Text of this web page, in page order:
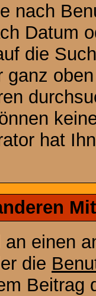
nach
Datum
die
ganz
hat
einen
die
Beitrag